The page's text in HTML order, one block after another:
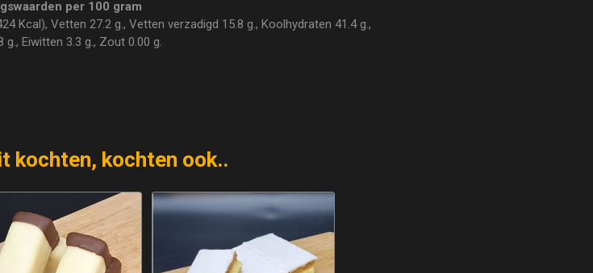
per 100 gram
Kcal), Vetten 27.2 g., Vetten verzadigd 15.8 g., Koolhydraten 41.4 g.,
g., Eiwitten 3.3 g., Zout 0.00 g.
kochten, kochten ook..